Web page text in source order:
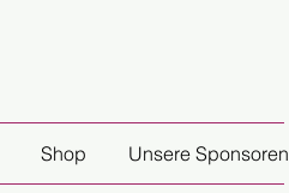
Shop Unsere Sponsoren